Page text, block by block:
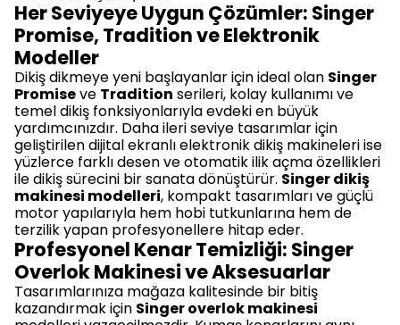
Her Seviyeye Uygun Çözümler: Singer
Promise, Tradition ve Elektronik
Modeller
Dikiş dikmeye yeni başlayanlar için ideal olan Singer
Promiseve Tradition serileri, kolay kullanımı ve
temel dikiş fonksiyonlarıyla evdeki en büyük
yardımcınızdır. Daha ileri seviye tasarımlar için
geliştirilen dijital ekranlı elektronik dikiş makineleri ise
yüzlerce farklı desen ve otomatik ilik açma özellikleri
ile dikiş sürecini bir sanata dönüştürür. Singer dikiş
makinesi modelleri, kompakt tasarımları ve güçlü
motor yapılarıyla hem hobi tutkunlarına hem de
terzilik yapan profesyonellere hitap eder.
Profesyonel Kenar Temizliği: Singer
Overlok Makinesi ve Aksesuarlar
Tasarımlarınıza mağaza kalitesinde bir bitiş
kazandırmak için Singer overlok makinesi